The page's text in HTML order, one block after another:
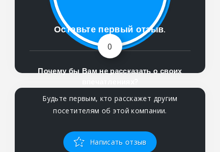
0
Оставьте первый отзыв.
Почему бы Вам не рассказать о своих
Будьте первым, кто расскажет другим
посетителям об этой компании.
Написать отзыв